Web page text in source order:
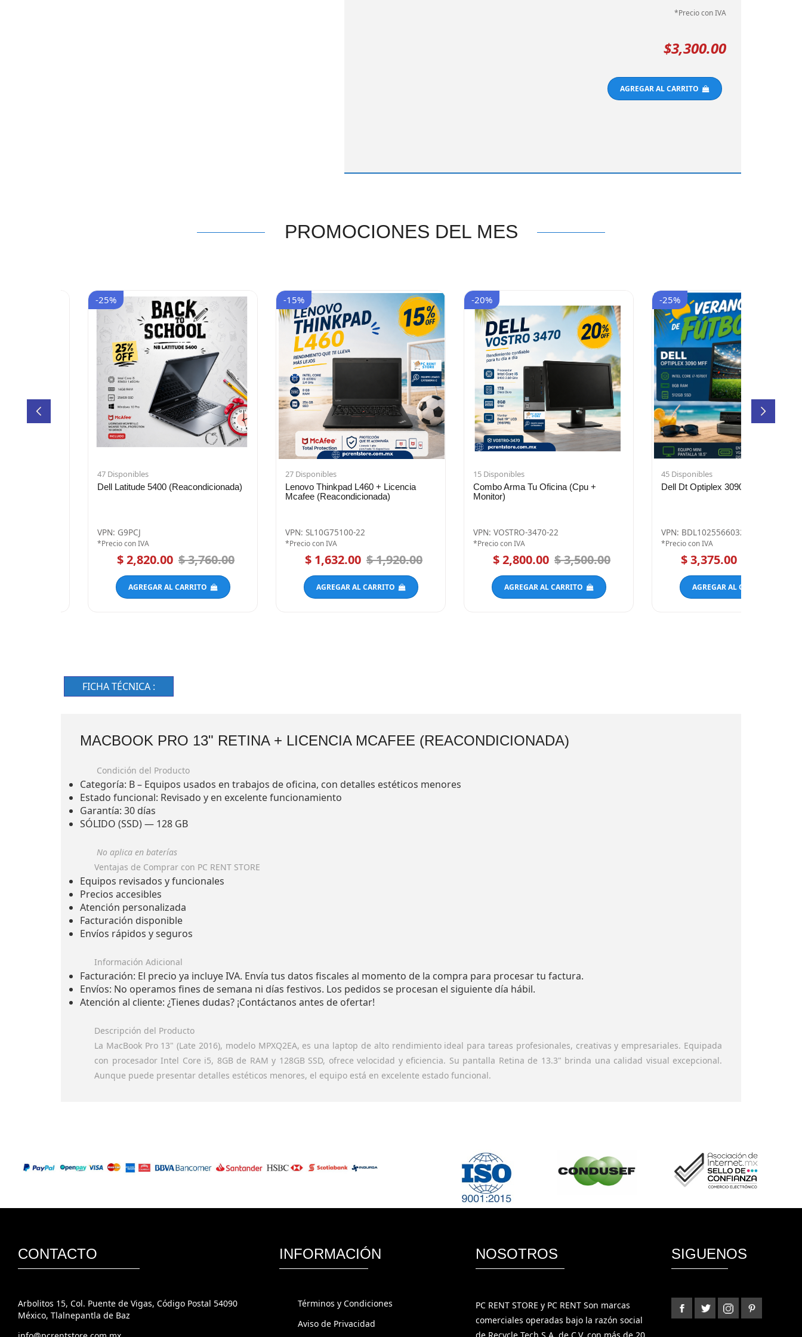
*Precio con IVA
$3,300.00
AGREGAR AL CARRITO
PROMOCIONES DEL MES
-25%
47 Disponibles
Dell Latitude 5400 (Reacondicionada)
VPN: G9PCJ
*Precio con IVA
$ 2,820.00 $ 3,760.00
AGREGAR AL CARRITO
-15%
27 Disponibles
Lenovo Thinkpad L460 + Licencia
Mcafee (Reacondicionada)
VPN: SL10G75100-22
*Precio con IVA
$ 1,632.00 $ 1,920.00
AGREGAR AL CARRITO
-20%
15 Disponibles
Combo Arma Tu Oficina (Cpu +
Monitor)
VPN: VOSTRO-3470-22
*Precio con IVA
$ 2,800.00 $ 3,500.00
AGREGAR AL CARRITO
-25%
45 Disponibles
Dell Dt Optiplex 3090 Mff
VPN: BDL1025566032476-01
*Precio con IVA
$ 3,375.00
AGREGAR AL CARRITO
FICHA TÉCNICA :
MACBOOK PRO 13" RETINA + LICENCIA MCAFEE (REACONDICIONADA)
Condición del Producto
Categoría: B – Equipos usados en trabajos de oficina, con detalles estéticos menores
Estado funcional: Revisado y en excelente funcionamiento
Garantía: 30 días
SÓLIDO (SSD) — 128 GB
No aplica en baterías
Ventajas de Comprar con PC RENT STORE
Equipos revisados y funcionales
Precios accesibles
Atención personalizada
Facturación disponible
Envíos rápidos y seguros
Información Adicional
Facturación: El precio ya incluye IVA. Envía tus datos fiscales al momento de la compra para procesar tu factura.
Envíos: No operamos fines de semana ni días festivos. Los pedidos se procesan el siguiente día hábil.
Atención al cliente: ¿Tienes dudas? ¡Contáctanos antes de ofertar!
Descripción del Producto
La MacBook Pro 13" (Late 2016), modelo MPXQ2EA, es una laptop de alto rendimiento ideal para tareas profesionales, creativas y empresariales. Equipada
con procesador Intel Core i5, 8GB de RAM y 128GB SSD, ofrece velocidad y eficiencia. Su pantalla Retina de 13.3" brinda una calidad visual excepcional.
Aunque puede presentar detalles estéticos menores, el equipo está en excelente estado funcional.
CONTACTO
Arbolitos 15, Col. Puente de Vigas, Código Postal 54090
México, Tlalnepantla de Baz
INFORMACIÓN
Términos y Condiciones
Aviso de Privacidad
NOSOTROS
PC RENT STORE y PC RENT Son marcas
comerciales operadas bajo la razón social
de Recycle Tech S.A. de C.V. con más de 20
SIGUENOS